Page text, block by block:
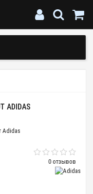
0 отзывов